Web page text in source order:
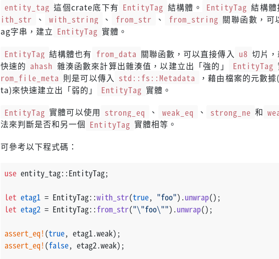
entity_tag 這個crate底下有 EntityTag 結構體。 EntityTag 結構體
ith_str
、 with_string 、 from_str 、 from_string 關聯函數，可
ag字串，建立 EntityTag 實體。
EntityTag 結構體也有 from_data 關聯函數，可以直接傳入 u8 切片
快速的 ahash 雜湊函數來計算出雜湊值，以建立出「強的」 EntityTag
rom_file_meta 則是可以傳入 std::fs::Metadata
，藉由檔案的元數
ta)來快速建立出「弱的」
EntityTag 實體。
EntityTag 實體可以使用 strong_eq 、 weak_eq 、 strong_ne 和
法來判斷是否和另一個 EntityTag 實體相等。
可參考以下程式碼：
use entity_tag::EntityTag;
let etag1 = EntityTag::with_str(true, "foo").unwrap();
let etag2 = EntityTag::from_str("\"foo\"").unwrap();
assert_eq! (true, etag1.weak);
assert_eq! (false, etag2.weak);